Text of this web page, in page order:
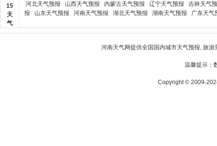
15
天
气
河北天气预报 山西天气预报 内蒙古天气预报 辽宁天气预报
吉林天气
报
山东天气预报 河南天气预报 湖北天气预报 湖南天气预报 广东天气
河南天气网提供全国国内城市天气预报, 旅游
温馨提示：
Copyright © 2009-